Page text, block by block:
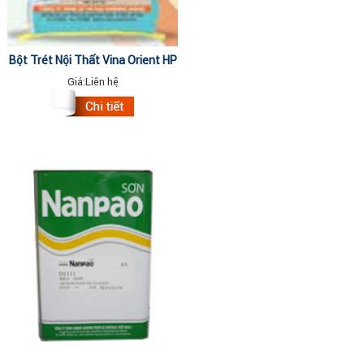
Bột Trét Nội Thất Vina Orient HP
122 40kg
Giá:Liên hệ